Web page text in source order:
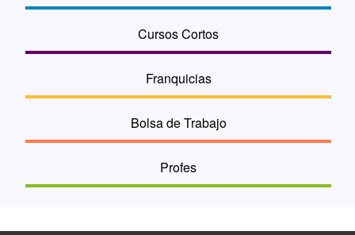
Cursos Cortos
Franquicias
Bolsa de Trabajo
Profes